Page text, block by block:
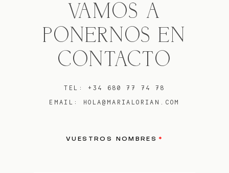
VAMOS A
PONERNOS EN
CONTACTO
TEL: +34 680 77 74 78
EMAIL: HOLA@MARIALORIAN.COM
VUESTROS NOMBRES